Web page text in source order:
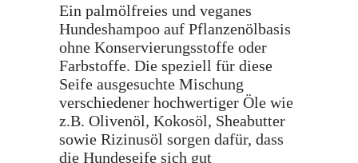
Ein palmölfreies und veganes
Hundeshampoo auf Pflanzenölbasis
ohne Konservierungsstoffe oder
Farbstoffe. Die speziell für diese
Seife ausgesuchte Mischung
verschiedener hochwertiger Öle wie
z.B. Olivenöl, Kokosöl, Sheabutter
sowie Rizinusöl sorgen dafür, dass
die Hundeseife sich gut